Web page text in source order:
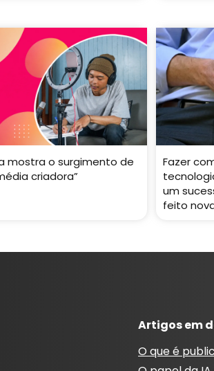
mostra o surgimento de
criadora”
Fazer
um
feito
Artigos em
O que é